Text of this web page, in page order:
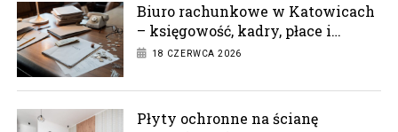
Biuro rachunkowe w Katowicach
– księgowość, kadry, płace i
doradztwo podatkowe
18 CZERWCA 2026
Płyty ochronne na ścianę